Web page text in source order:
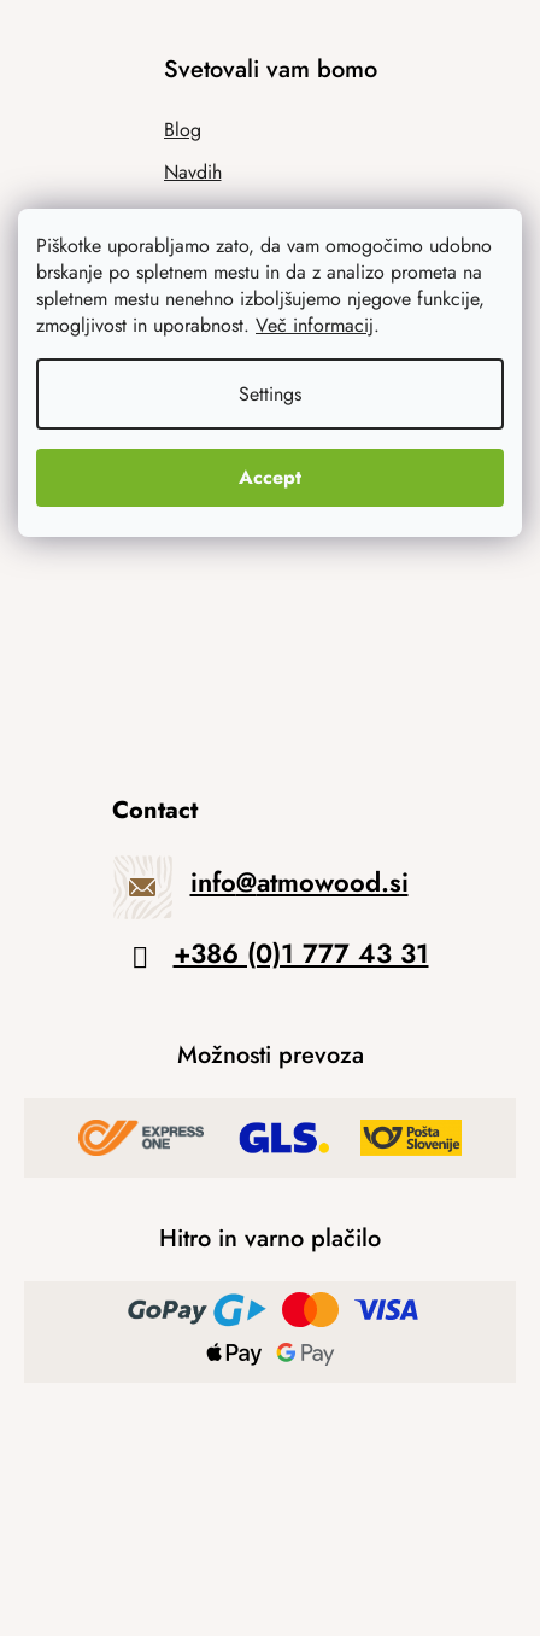
Piškotke uporabljamo zato, da vam omogočimo udobno
brskanje po spletnem mestu in da z analizo prometa na
spletnem mestu nenehno izboljšujemo njegove funkcije,
zmogljivost in uporabnost. Več informacij.
Settings
Accept
Svetovali vam bomo
Blog
Navdih
Kaj vas najbolj zanima
Izvirna darila
Contact
info@atmowood.si
+386 (0)1 777 43 31
Možnosti prevoza
Hitro in varno plačilo